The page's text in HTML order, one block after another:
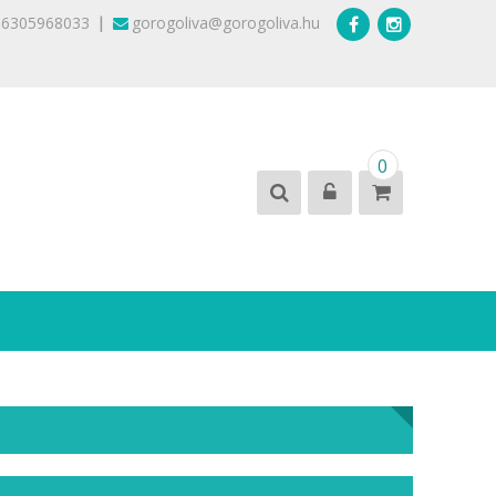
| gorogoliva@gorogoliva.hu
0